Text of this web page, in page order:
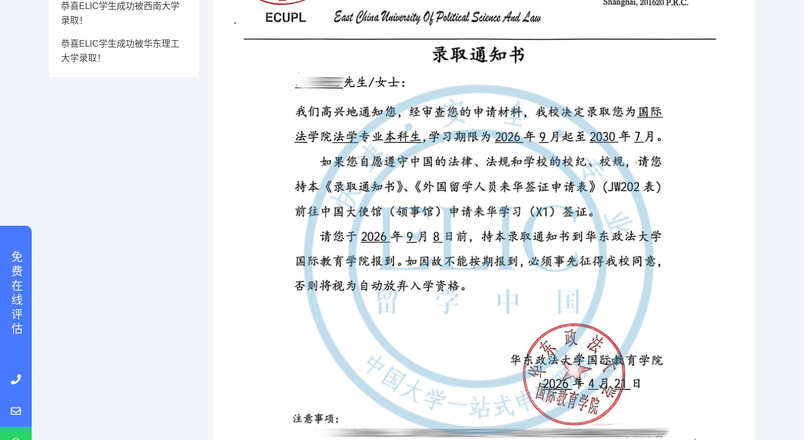
恭喜ELIC学生成功被西南大学
录取！
恭喜ELIC学生成功被华东理工
大学录取！
免 费 在 线 评 估